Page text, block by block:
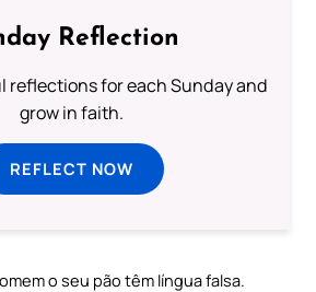
Reflection
reflections for each Sunday and
grow in faith.
REFLECT NOW
o seu pão têm língua falsa.